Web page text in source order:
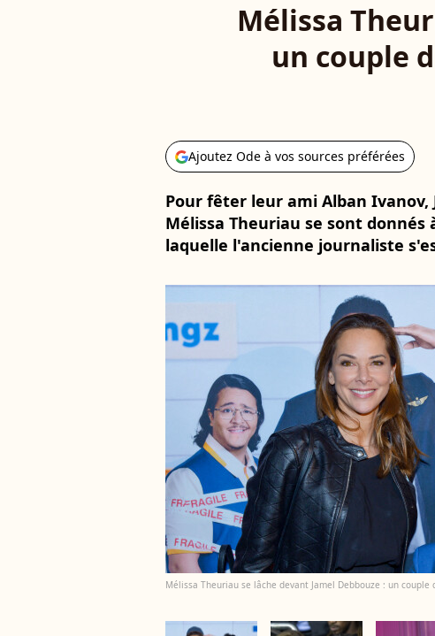
Mélissa
un couple
Ajoutez Ode à vos sources préférées
Pour fêter leur ami Alban Ivanov,
Mélissa Theuriau se sont
laquelle l'ancienne journaliste
Mélissa Theuriau se lâche devant Jamel Debbouze : un